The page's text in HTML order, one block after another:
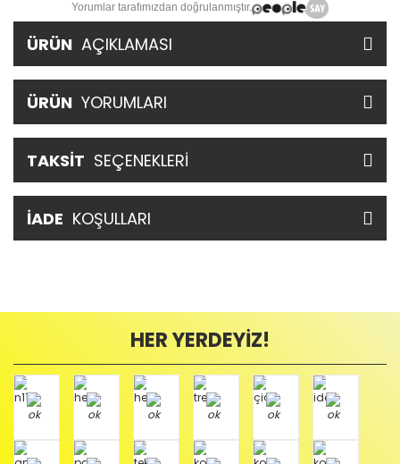
Yorumlar tarafımızdan doğrulanmıştır.
ÜRÜN AÇIKLAMASI
ÜRÜN YORUMLARI
TAKSİT SEÇENEKLERİ
İADE KOŞULLARI
HER YERDEYİZ!